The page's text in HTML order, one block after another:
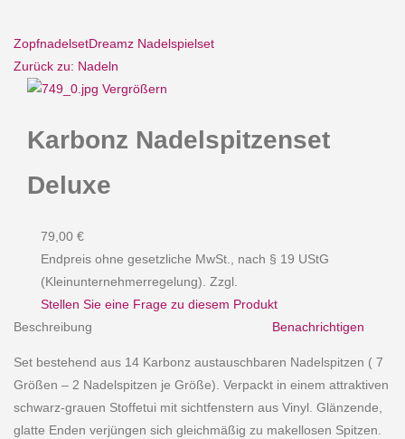
ZopfnadelsetDreamz Nadelspielset
Zurück zu: Nadeln
Vergrößern
Karbonz Nadelspitzenset
Deluxe
79,00 €
Endpreis ohne gesetzliche MwSt., nach § 19 UStG
(Kleinunternehmerregelung). Zzgl.
Stellen Sie eine Frage zu diesem Produkt
Benachrichtigen
Beschreibung
Set bestehend aus 14 Karbonz austauschbaren Nadelspitzen ( 7
Größen – 2 Nadelspitzen je Größe). Verpackt in einem attraktiven
schwarz-grauen Stoffetui mit sichtfenstern aus Vinyl. Glänzende,
glatte Enden verjüngen sich gleichmäßig zu makellosen Spitzen.